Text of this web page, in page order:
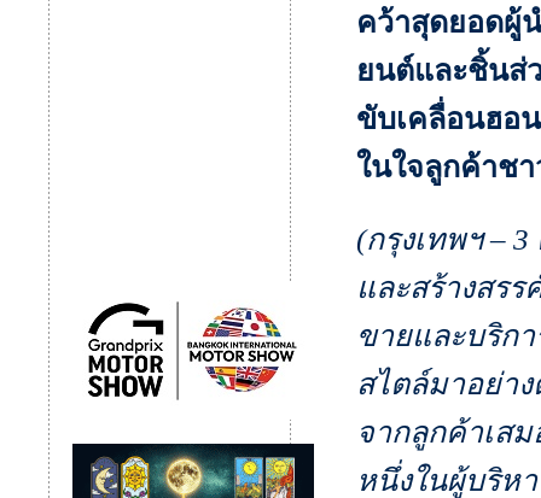
คว้าสุดยอดผู้
ยนต์และชิ้นส่
ขับเคลื่อนฮอ
ในใจลูกค้าช
(กรุงเทพฯ –
และสร้างสร
ขายและบริก
สไตล์มาอย่า
จากลูกค้าเส
หนึ่งในผู้บริห